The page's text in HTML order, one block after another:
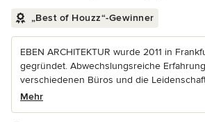
„Best of Houzz“-Gewinner
EBEN ARCHITEKTUR wurde 2011 in
gegründet. Abwechslungsreiche
verschiedenen Büros und die
Mehr